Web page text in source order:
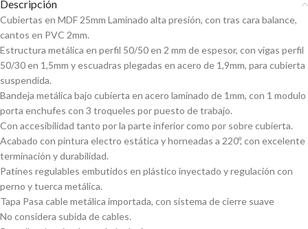
Descripción
Cubiertas en MDF 25mm Laminado alta presión, con tras cara balance,
cantos en PVC 2mm.
Estructura metálica en perfil 50/50 en 2 mm de espesor, con vigas perfil
50/30 en 1,5mm y escuadras plegadas en acero de 1,9mm, para cubierta
suspendida.
Bandeja metálica bajo cubierta en acero laminado de 1mm, con 1 modulo
porta enchufes con 3 troqueles por puesto de trabajo.
Con accesibilidad tanto por la parte inferior como por sobre cubierta.
Acabado con pintura electro estática y horneadas a 220º, con excelente
terminación y durabilidad.
Patines regulables embutidos en plástico inyectado y regulación con
perno y tuerca metálica.
Tapa Pasa cable metálica importada, con sistema de cierre suave
No considera subida de cables.